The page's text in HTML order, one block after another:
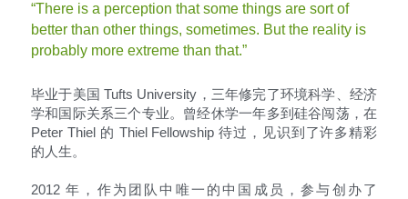
“There is a perception that some things are sort of
better than other things, sometimes. But the reality is
probably more extreme than that.”
毕业于美国 Tufts University，三年修完了环境科学、经济
学和国际关系三个专业。曾经休学一年多到硅谷闯荡，在
Peter Thiel 的 Thiel Fellowship 待过，见识到了许多精彩
的人生。
2012 年，作为团队中唯一的中国成员，参与创办了